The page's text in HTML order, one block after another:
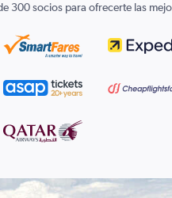
300 socios para ofrecerte las